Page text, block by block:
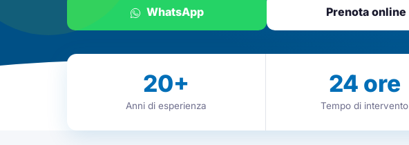
WhatsApp Prenota online
20+
Anni di esperienza
24 ore
Tempo di intervento